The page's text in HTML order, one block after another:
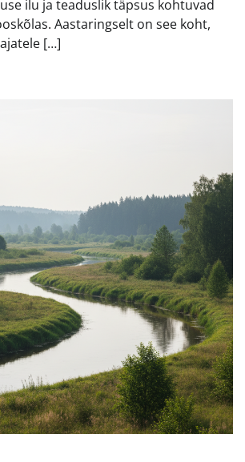
ilu ja teaduslik täpsus kohtuvad
Aastaringselt on see koht,
[…]